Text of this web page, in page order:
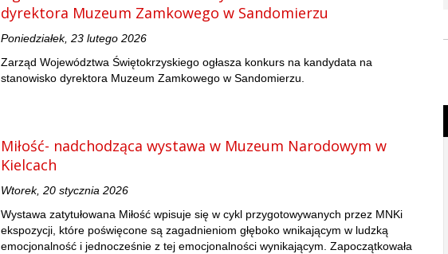
dyrektora Muzeum Zamkowego w Sandomierzu
Poniedziałek, 23 lutego 2026
Zarząd Województwa Świętokrzyskiego ogłasza konkurs na kandydata na
stanowisko dyrektora Muzeum Zamkowego w Sandomierzu.
Miłość- nadchodząca wystawa w Muzeum Narodowym w
Kielcach
Wtorek, 20 stycznia 2026
Wystawa zatytułowana Miłość wpisuje się w cykl przygotowywanych przez MNKi
ekspozycji, które poświęcone są zagadnieniom głęboko wnikającym w ludzką
emocjonalność i jednocześnie z tej emocjonalności wynikającym. Zapoczątkowała